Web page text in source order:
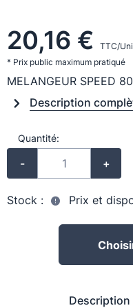
20,16 €
TTC/
* Prix public maximum pratiqué
MELANGEUR SPEED 80
Description
Quantité:
- +
Stock : Prix et
Description